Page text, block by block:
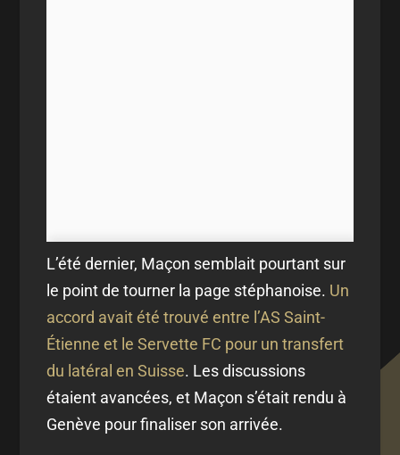
L’été dernier, Maçon semblait pourtant sur
le point de tourner la page stéphanoise. Un
accord avait été trouvé entre l’AS Saint-
Étienne et le Servette FC pour un transfert
du latéral en Suisse. Les discussions
étaient avancées, et Maçon s’était rendu à
Genève pour finaliser son arrivée.